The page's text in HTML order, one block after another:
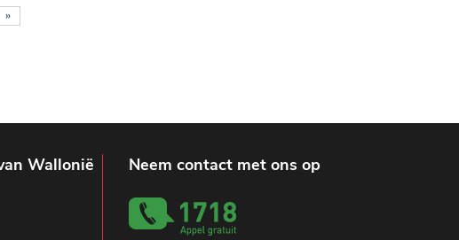
»
Wallonië Neem contact met ons op